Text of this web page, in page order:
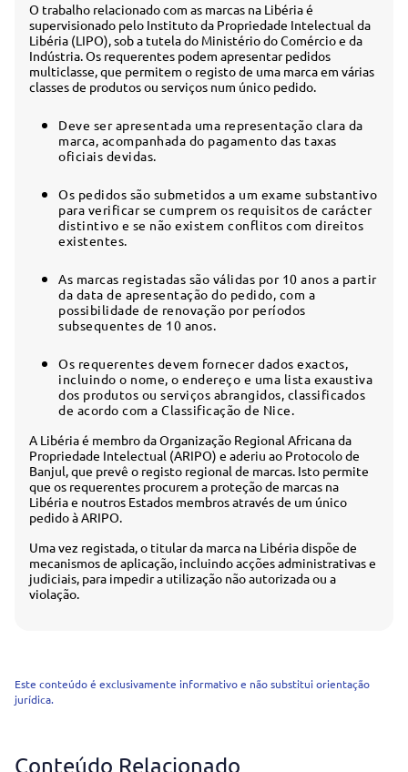
O trabalho relacionado com as marcas na Libéria é
supervisionado pelo Instituto da Propriedade Intelectual da
Libéria (LIPO), sob a tutela do Ministério do Comércio e da
Indústria. Os requerentes podem apresentar pedidos
multiclasse, que permitem o registo de uma marca em várias
classes de produtos ou serviços num único pedido.
Deve ser apresentada uma representação clara da
marca, acompanhada do pagamento das taxas
oficiais devidas.
Os pedidos são submetidos a um exame substantivo
para verificar se cumprem os requisitos de carácter
distintivo e se não existem conflitos com direitos
existentes.
As marcas registadas são válidas por 10 anos a partir
da data de apresentação do pedido, com a
possibilidade de renovação por períodos
subsequentes de 10 anos.
Os requerentes devem fornecer dados exactos,
incluindo o nome, o endereço e uma lista exaustiva
dos produtos ou serviços abrangidos, classificados
de acordo com a Classificação de Nice.
A Libéria é membro da Organização Regional Africana da
Propriedade Intelectual (ARIPO) e aderiu ao Protocolo de
Banjul, que prevê o registo regional de marcas. Isto permite
que os requerentes procurem a proteção de marcas na
Libéria e noutros Estados membros através de um único
pedido à ARIPO.
Uma vez registada, o titular da marca na Libéria dispõe de
mecanismos de aplicação, incluindo acções administrativas e
judiciais, para impedir a utilização não autorizada ou a
violação.
Este conteúdo é exclusivamente informativo e não substitui orientação
jurídica.
Conteúdo Relacionado